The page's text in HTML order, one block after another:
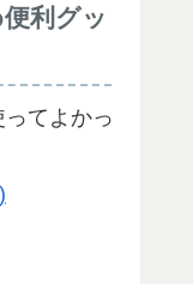
利グッ
てよかっ